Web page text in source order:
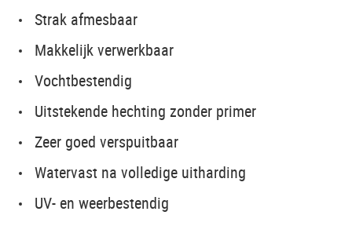
Strak afmesbaar
Makkelijk verwerkbaar
Vochtbestendig
Uitstekende hechting zonder primer
Zeer goed verspuitbaar
Watervast na volledige uitharding
UV- en weerbestendig